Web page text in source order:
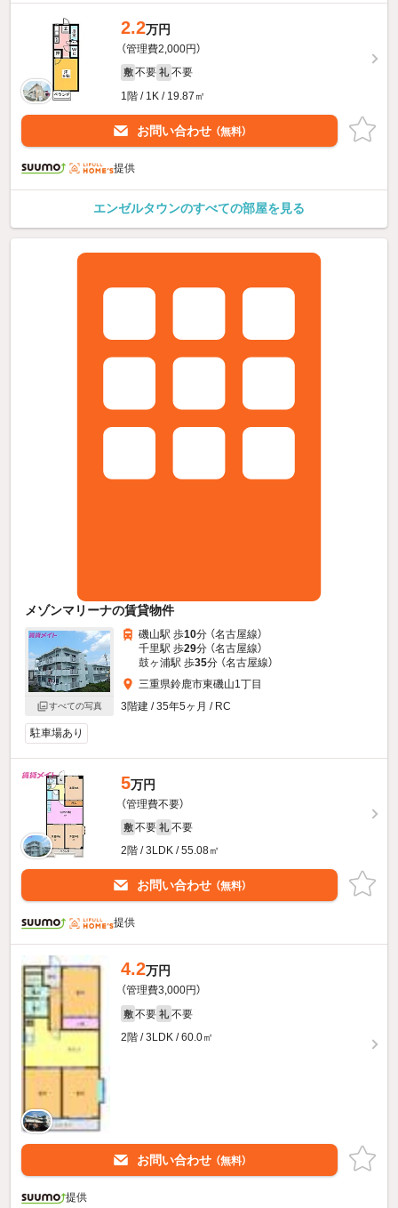
2.2万円
（管理費2,000円）
敷 不要 礼 不要
1階 / 1K / 19.87㎡
お問い合わせ （無料）
提供
エンゼルタウンのすべての部屋を見る
メゾンマリーナの賃貸物件
すべての写真
磯山駅 歩10分 （名古屋線）
千里駅 歩29分 （名古屋線）
鼓ヶ浦駅 歩35分 （名古屋線）
三重県鈴鹿市東磯山1丁目
3階建 / 35年5ヶ月 / RC
駐車場あり
5万円
（管理費不要）
敷 不要 礼 不要
2階 / 3LDK / 55.08㎡
お問い合わせ （無料）
提供
4.2万円
（管理費3,000円）
敷 不要 礼 不要
2階 / 3LDK / 60.0㎡
お問い合わせ （無料）
提供